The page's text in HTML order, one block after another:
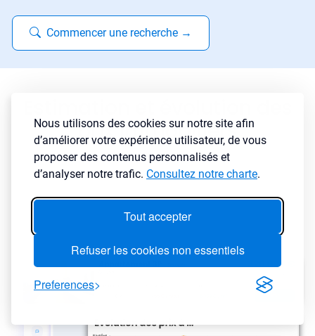
Nous utilisons des cookies sur notre site afin
d’améliorer votre expérience utilisateur, de vous
proposer des contenus personnalisés et
d’analyser notre trafic. Consultez notre charte.
Tout accepter
Refuser les cookies non essentiels
Preferences
Commencer une recherche →
prix immobiliers